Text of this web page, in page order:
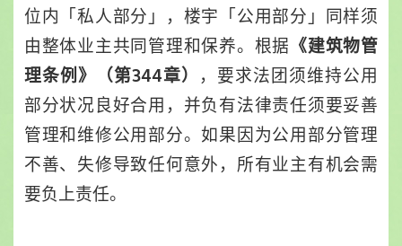
位内「私人部分」，楼宇「公用部分」同样须
由整体业主共同管理和保养。根据 《建筑物管
理条例》（第344章）
，要求法团须维持公用
部分状况良好合用，并负有法律责任须要妥善
管理和维修公用部分。如果因为公用部分管理
不善、失修导致任何意外，所有业主有机会需
要负上责任。